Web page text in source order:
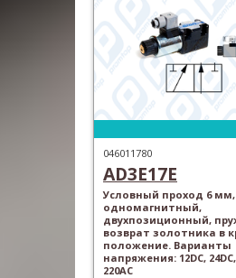
046011780
AD3E17E
Условный проход 6 мм,
одномагнитный,
двухпозиционный,
возврат золотника в
положение. Варианты
напряжения: 12DC, 24DC,
220AC